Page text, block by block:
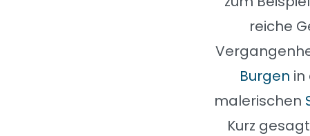
reiche
Burgen in
malerischen
Kurz